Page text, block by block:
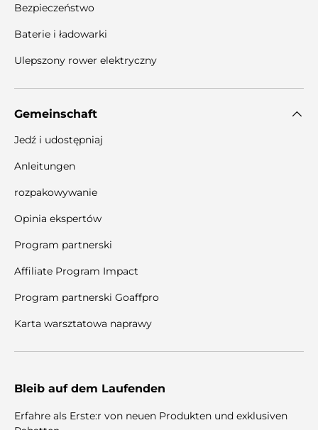
Bezpieczeństwo
Baterie i ładowarki
Ulepszony rower elektryczny
Gemeinschaft
Jedź i udostępniaj
Anleitungen
rozpakowywanie
Opinia ekspertów
Program partnerski
Affiliate Program Impact
Program partnerski Goaffpro
Karta warsztatowa naprawy
Bleib auf dem Laufenden
Erfahre als Erste:r von neuen Produkten und exklusiven